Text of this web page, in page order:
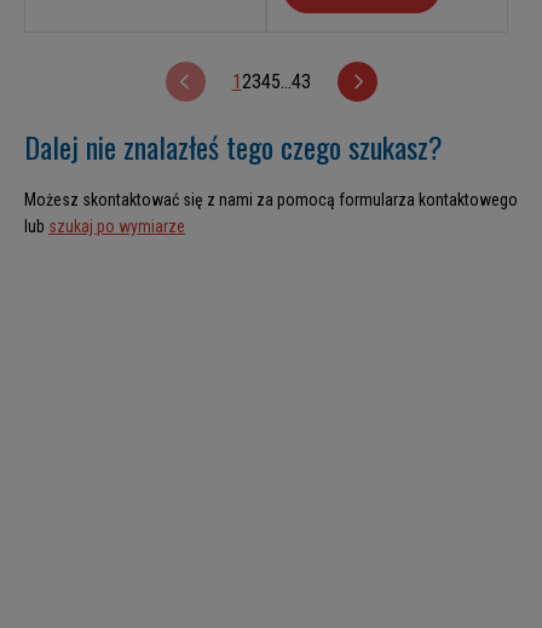
1 2345 43
Dalej nie znalazłeś tego czego szukasz?
Możesz skontaktować się z nami za pomocą formularza kontaktowego
lub szukaj po wymiarze